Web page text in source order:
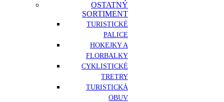
OSTATNÝ
SORTIMENT
TURISTICKÉ
PALICE
HOKEJKY A
FLORBALKY
CYKLISTICKÉ
TRETRY
TURISTICKÁ
OBUV